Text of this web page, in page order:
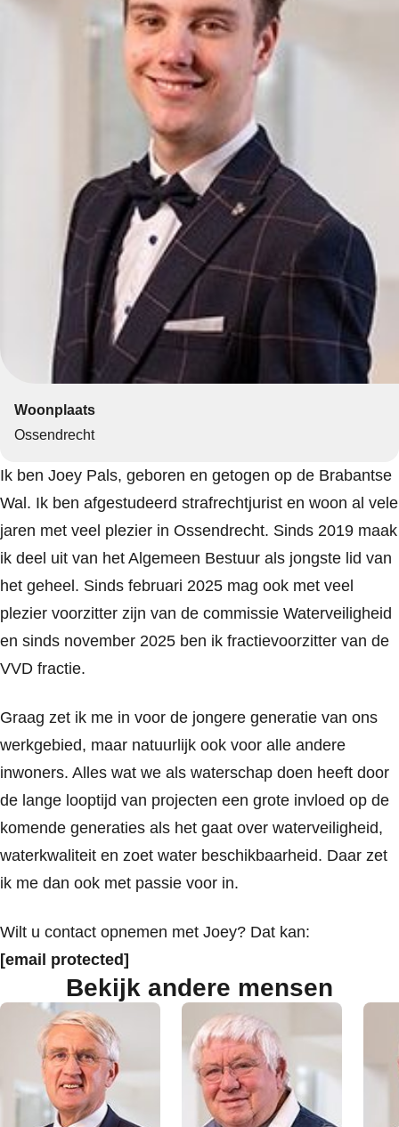
Woonplaats
Ossendrecht
Ik ben Joey Pals, geboren en getogen op de Brabantse
Wal. Ik ben afgestudeerd strafrechtjurist en woon al vele
jaren met veel plezier in Ossendrecht. Sinds 2019 maak
ik deel uit van het Algemeen Bestuur als jongste lid van
het geheel. Sinds februari 2025 mag ook met veel
plezier voorzitter zijn van de commissie Waterveiligheid
en sinds november 2025 ben ik fractievoorzitter van de
VVD fractie.
Graag zet ik me in voor de jongere generatie van ons
werkgebied, maar natuurlijk ook voor alle andere
inwoners. Alles wat we als waterschap doen heeft door
de lange looptijd van projecten een grote invloed op de
komende generaties als het gaat over waterveiligheid,
waterkwaliteit en zoet water beschikbaarheid. Daar zet
ik me dan ook met passie voor in.
Wilt u contact opnemen met Joey? Dat kan:
[email protected]
Bekijk andere mensen